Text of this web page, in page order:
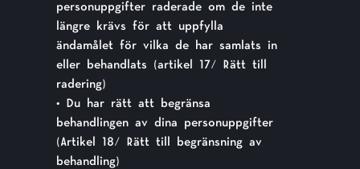
personuppgifter raderade om de inte
längre krävs för att uppfylla
ändamålet för vilka de har samlats in
eller behandlats (artikel 17/ Rätt till
radering)
• Du har rätt att begränsa
behandlingen av dina personuppgifter
(Artikel 18/ Rätt till begränsning av
behandling)